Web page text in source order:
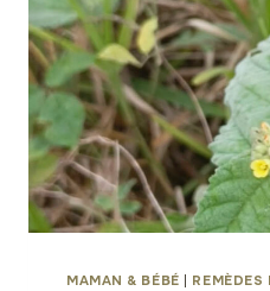
MAMAN & BÉBÉ REMÈDES